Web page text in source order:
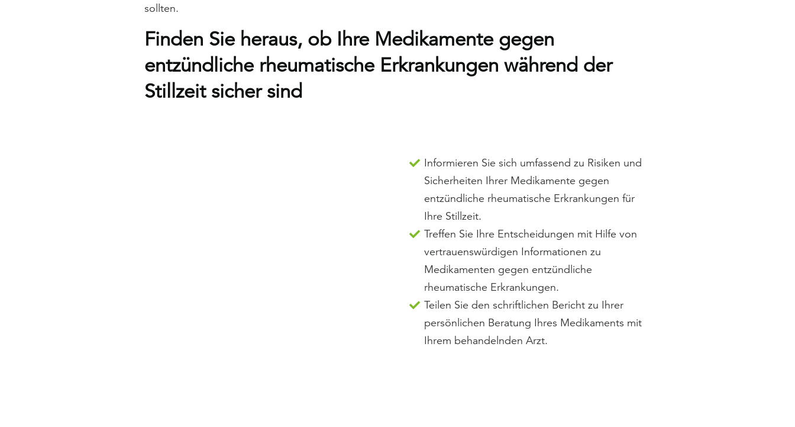
sollten.
Finden Sie heraus, ob Ihre Medikamente gegen
entzündliche rheumatische Erkrankungen während der
Stillzeit sicher sind
Informieren Sie sich umfassend zu Risiken und
Sicherheiten Ihrer Medikamente gegen
entzündliche rheumatische Erkrankungen für
Ihre Stillzeit.
Treffen Sie Ihre Entscheidungen mit Hilfe von
vertrauenswürdigen Informationen zu
Medikamenten gegen entzündliche
rheumatische Erkrankungen.
Teilen Sie den schriftlichen Bericht zu Ihrer
persönlichen Beratung Ihres Medikaments mit
Ihrem behandelnden Arzt.